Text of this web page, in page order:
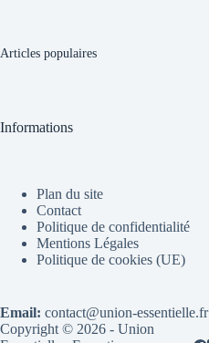
Articles populaires
Informations
Plan du site
Contact
Politique de confidentialité
Mentions Légales
Politique de cookies (UE)
Email: contact@union-essentielle.fr
Copyright © 2026 - Union